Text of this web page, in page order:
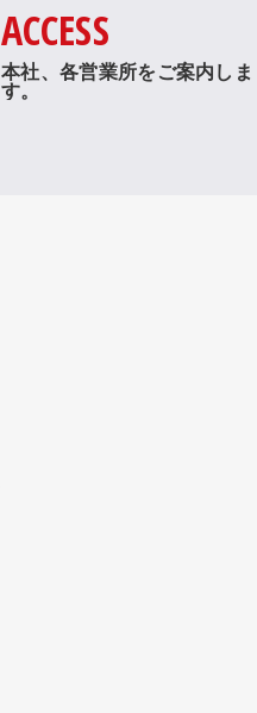
ACCESS
本社、各営業所をご案内しま
す。